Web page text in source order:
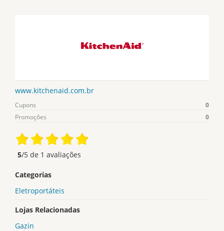
www.kitchenaid.com.br
Cupons
0
Promoções
0
5/5 de 1 avaliações
Categorias
Eletroportáteis
Lojas Relacionadas
Gazin